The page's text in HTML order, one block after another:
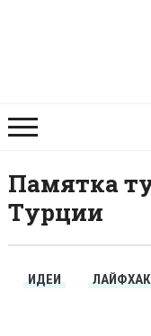
Памятка
Турции
ИДЕИ